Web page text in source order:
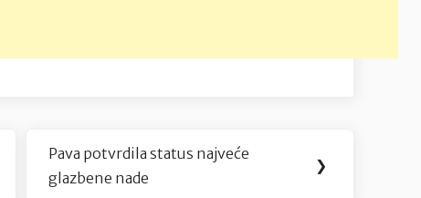
Next
Post:
Pava potvrdila status najveće
glazbene nade
❯